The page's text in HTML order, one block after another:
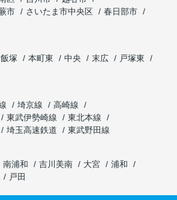
市 さいたま市中央区
春日部市
飯塚 本町東 中央 末広
戸塚東
埼京線
高崎線
東武伊勢崎線
東北本線
埼玉高速鉄道
東武野田線
南浦和 吉川美南 大宮
浦和
戸田